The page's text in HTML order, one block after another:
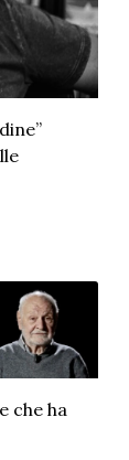
che ha